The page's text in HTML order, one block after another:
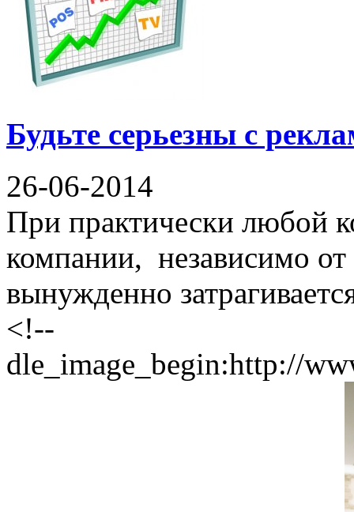
Будьте серьезны с
26-06-2014
При практически любой
компании, независимо
вынужденно
<!--
dle_image_begin:http://